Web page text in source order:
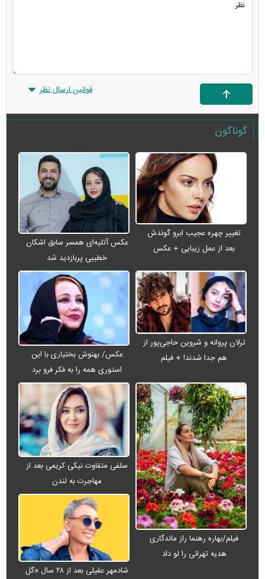
قوانین ارسال نظر
گوناگون
تغییر چهره عجیب ابرو گوندش
بعد از عمل زیبایی + عکس
عکس آتلیه‌ای همسر سابق اشکان
خطیبی پربازدید شد
ترلان پروانه و شروین حاجی‌پور از
هم جدا شدند! + فیلم
عکس/ بهنوش بختیاری با این
استوری همه را به فکر فرو برد
فیلم/بهاره رهنما راز ماندگاری
هدیه تهرانی را لو داد
سلفی متفاوت نیکی کریمی بعد از
مهاجرت به لندن
شادمهر عقیلی بعد از ۲۸ سال «گل